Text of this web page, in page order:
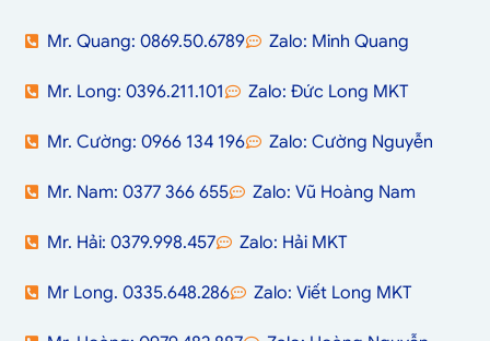
Mr. Quang: 0869.50.6789 Zalo: Minh Quang
Mr. Long: 0396.211.101 Zalo: Đức Long MKT
Mr. Cường: 0966 134 196 Zalo: Cường Nguyễn
Mr. Nam: 0377 366 655 Zalo: Vũ Hoàng Nam
Mr. Hải: 0379.998.457 Zalo: Hải MKT
Mr Long. 0335.648.286 Zalo: Viết Long MKT